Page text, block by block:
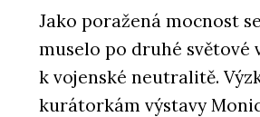
Jako poražená mocnost
muselo po druhé světové
k vojenské neutralitě.
kurátorkám výstavy